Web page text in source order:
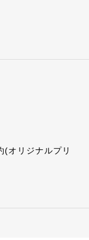
(オリジナルプリ